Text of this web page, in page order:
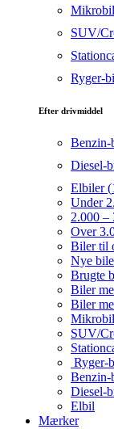
SUV/
Ryger-
Efter drivmiddel
Benzin-
Diesel-
Elbiler (
Under
2.000 –
Over
Biler til
Nye
Brugte
Biler
Biler
SUV/
Ryger-
Benzin-
Diesel-
Elbil
Mærker